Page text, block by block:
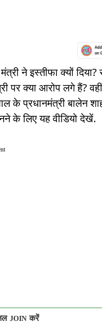
ने इस्तीफा क्यों दिया?
पर क्या आरोप लगे हैं?
के प्रधानमंत्री बालेन
के लिए यह वीडियो देखें.
JOIN करें